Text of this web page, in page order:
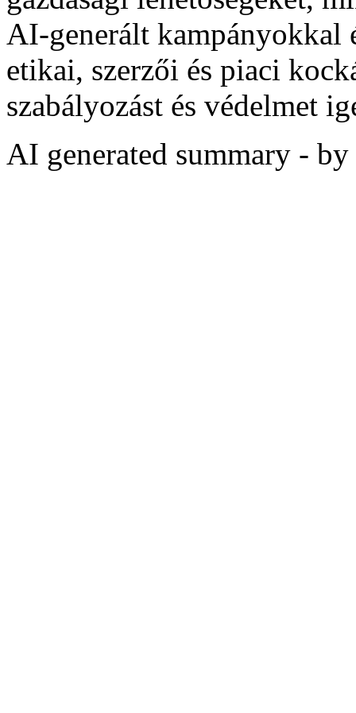
AI‑generált kampányokkal
etikai, szerzői és piaci
szabályozást és védelmet
AI generated summary - by